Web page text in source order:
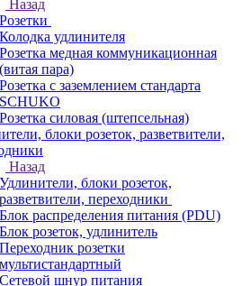
Назад
Розетки
Колодка удлинителя
Розетка медная коммуникационная
(витая пара)
Розетка с заземлением стандарта
SCHUKO
Розетка силовая (штепсельная)
блоки розеток, разветвители,
Назад
Удлинители, блоки розеток,
разветвители, переходники
Блок распределения питания (PDU)
Блок розеток, удлинитель
Переходник розетки
мультистандартный
Сетевой шнур питания